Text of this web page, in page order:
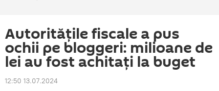
Autoritățile fiscale a pus
ochii pe bloggeri: milioane de
lei au fost achitați la buget
12:50 13.07.2024